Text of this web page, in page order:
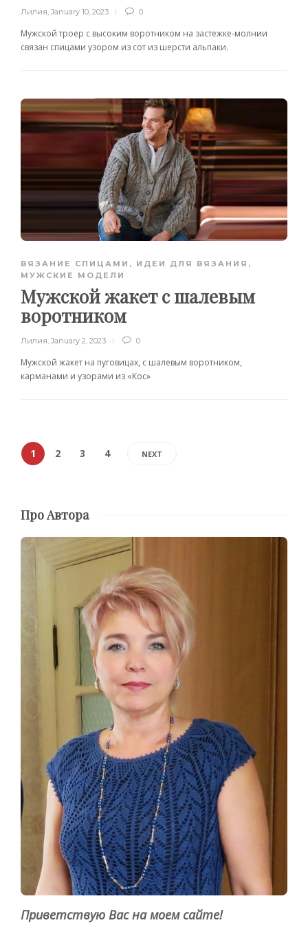
Лилия, January 10, 2023 0
Мужской троер с высоким воротником на застежке-молнии
связан спицами узором из сот из шерсти альпаки.
ВЯЗАНИЕ СПИЦАМИ , ИДЕИ ДЛЯ ВЯЗАНИЯ ,
МУЖСКИЕ МОДЕЛИ
Мужской жакет с шалевым
воротником
Лилия, January 2, 2023 0
Мужской жакет на пуговицах, с шалевым воротником,
карманами и узорами из «Кос»
1 2 3 4 NEXT
Про Автора
Приветствую Вас на моем сайте!